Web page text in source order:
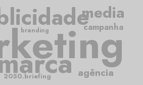
campanha
media
agência
2050.briefing
branding